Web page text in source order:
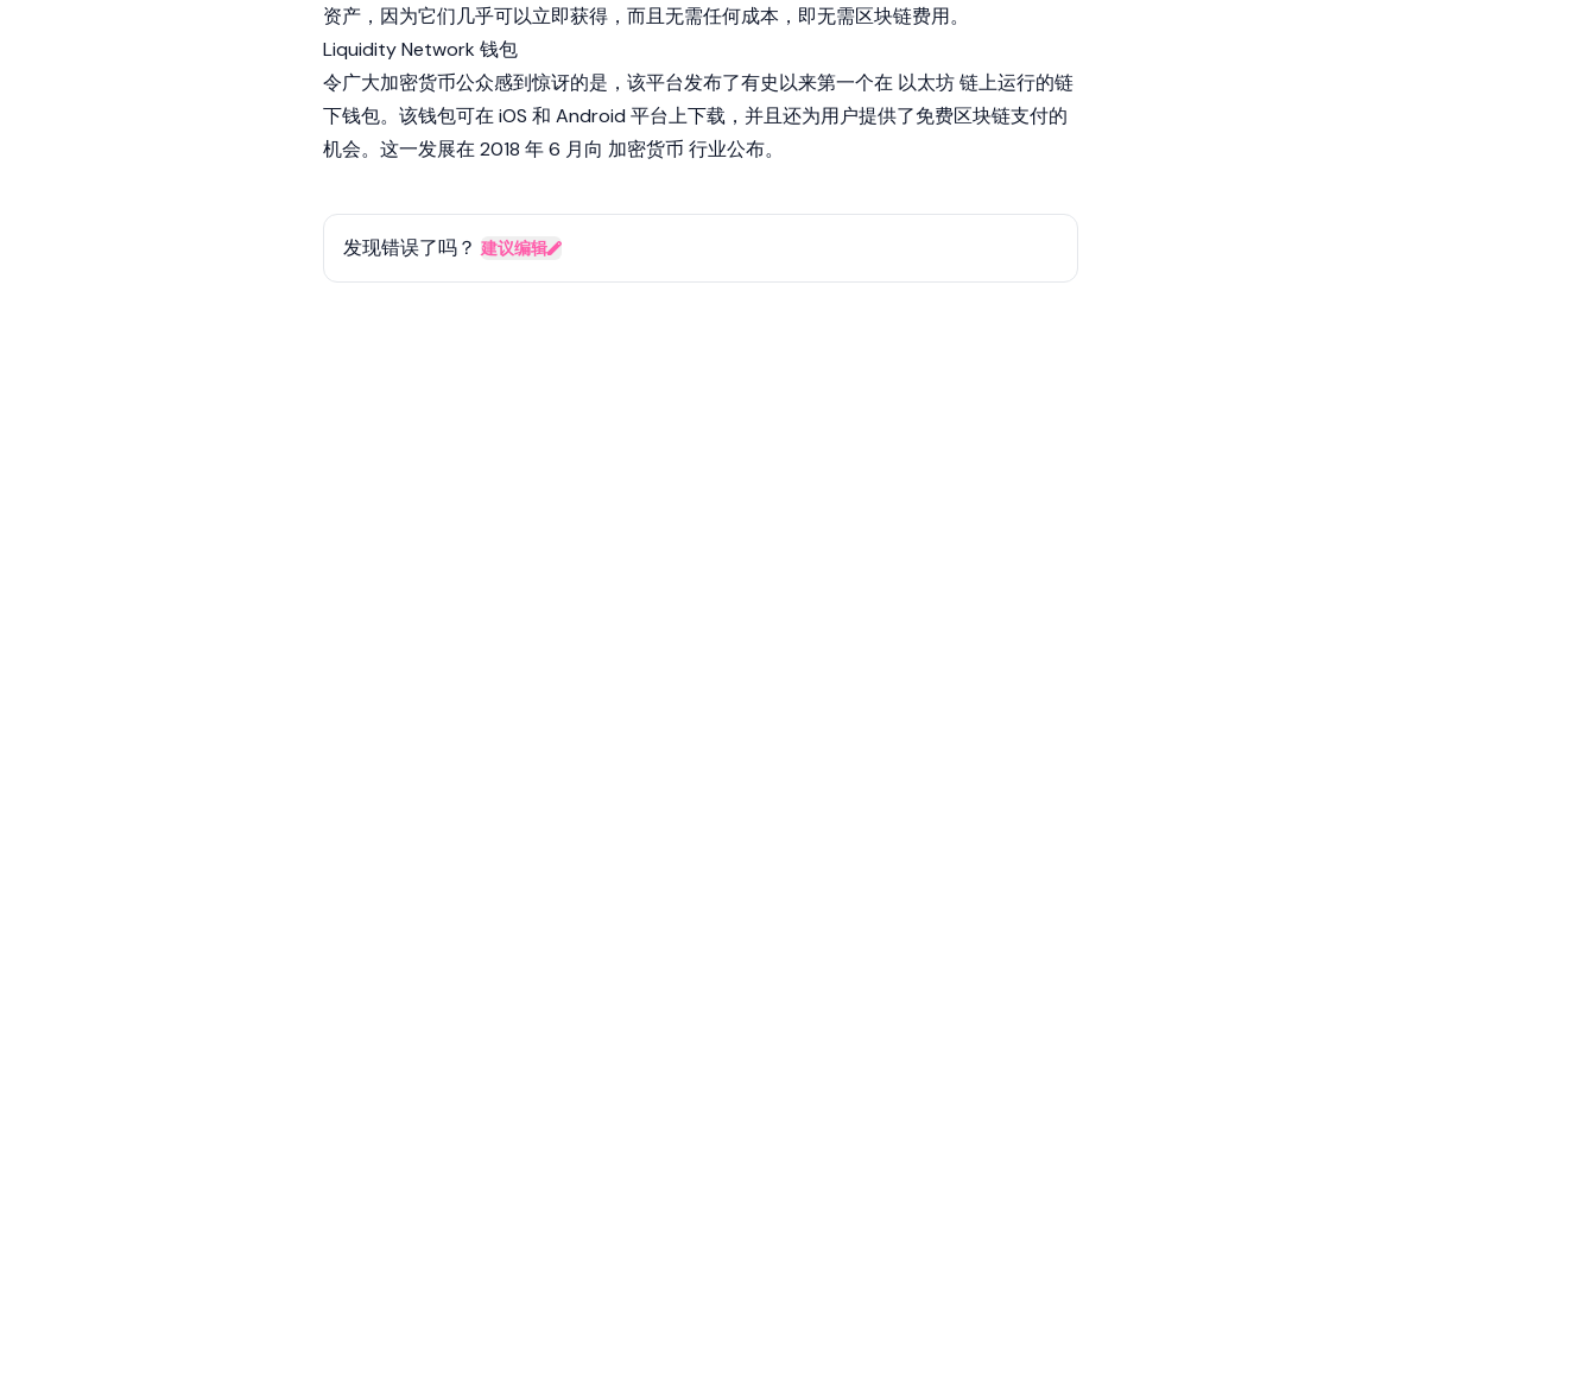
资产，因为它们几乎可以立即获得，而且无需任何成本，即无需区块链费用。
Liquidity Network 钱包
令广大加密货币公众感到惊讶的是，该平台发布了有史以来第一个在 以太坊链上运行的链
下钱包。该钱包可在 iOS 和 Android 平台上下载，并且还为用户提供了免费区块链支付的
机会。这一发展在 2018 年 6 月向 加密货币 行业公布。
发现错误了吗？ 建议编辑